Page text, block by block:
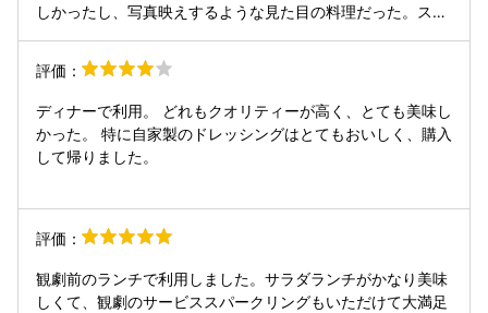
しかったし、写真映えするような見た目の料理だった。スタ
杯飲んで、2人で計15000円だったのでなかなか気軽には行
けないな...。
評価：
ディナーで利用。 どれもクオリティーが高く、とても美味し
かった。 特に自家製のドレッシングはとてもおいしく、購入
して帰りました。
評価：
観劇前のランチで利用しました。サラダランチがかなり美味
しくて、観劇のサービススパークリングもいただけて大満足